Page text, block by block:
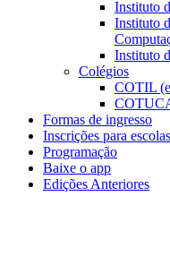
Instituto
Instituto
Instituto
Colégios
COTIL
Formas de ingresso
Inscrições para escolas
Programação
Baixe o app
Edições Anteriores